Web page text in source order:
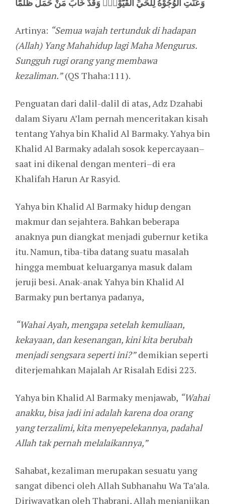
وَعَنَتِ الْوُجُوْهُ لِلْحَيِّ الْقَيُّوْمِۗ وَقَدْ خَابَ مَنْ حَمَلَ ظُلْمًا
Artinya: “Semua wajah tertunduk di hadapan
(Allah) Yang Mahahidup lagi Maha Mengurus.
Sungguh rugi orang yang membawa
kezaliman.”(QS Thaha:111).
Penguatan dari dalil-dalil di atas, Adz Dzahabi
dalam Siyaru A’lam pernah menceritakan kisah
tentang Yahya bin Khalid Al Barmaky. Yahya bin
Khalid Al Barmaky adalah sosok kepercayaan–
saat ini dikenal dengan menteri–di era
Khalifah Harun Ar Rasyid.
Yahya bin Khalid Al Barmaky hidup dengan
makmur dan sejahtera. Bahkan beberapa
anaknya pun diangkat menjadi gubernur ketika
itu. Namun, tiba-tiba datang suatu masalah
hingga membuat keluarganya masuk dalam
jeruji besi. Anak-anak Yahya bin Khalid Al
Barmaky pun bertanya padanya,
“Wahai Ayah, mengapa setelah kemuliaan,
kekayaan, dan kesenangan, kini kita berubah
menjadi sengsara seperti ini?”demikian seperti
diterjemahkan Majalah Ar Risalah Edisi 223.
Yahya bin Khalid Al Barmaky menjawab, “Wahai
anakku, bisa jadi ini adalah karena doa orang
yang terzalimi, kita menyepelekannya, padahal
Allah tak pernah melalaikannya,”
Sahabat, kezaliman merupakan sesuatu yang
sangat dibenci oleh Allah Subhanahu Wa Ta’ala.
Diriwayatkan oleh Thabrani, Allah menjanjikan